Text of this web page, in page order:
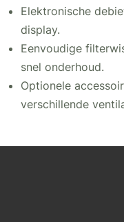
Elektronische
display.
Eenvoudige
snel onderhoud.
Optionele
verschillende